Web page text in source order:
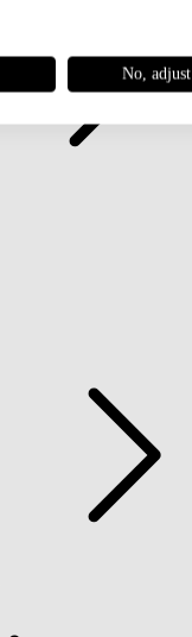
No, adjust